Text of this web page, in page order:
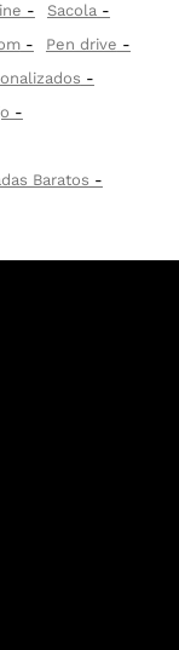
Sacola
Pen drive
Baratos